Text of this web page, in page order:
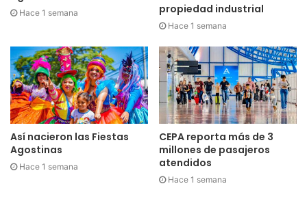
Hace 1 semana
propiedad industrial
Hace 1 semana
Así nacieron las Fiestas
Agostinas
Hace 1 semana
CEPA reporta más de 3
millones de pasajeros
atendidos
Hace 1 semana